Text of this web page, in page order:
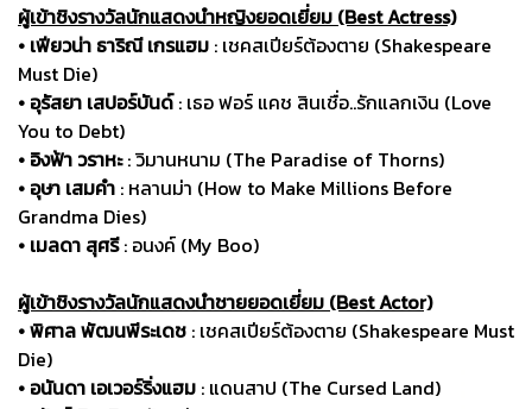
ผู้เข้าชิงรางวัลนักแสดงนำหญิงยอดเยี่ยม (Best Actress)
• เฟียวน่า ธาริณี เกรแฮม : เชคสเปียร์ต้องตาย (Shakespeare
Must Die)
• อุรัสยา เสปอร์บันด์: เธอ ฟอร์ แคช สินเชื่อ..รักแลกเงิน (Love
You to Debt)
• อิงฟ้า วราหะ: วิมานหนาม (The Paradise of Thorns)
• อุษา เสมคำ : หลานม่า (How to Make Millions Before
Grandma Dies)
• เมลดา สุศรี: อนงค์ (My Boo)
ผู้เข้าชิงรางวัลนักแสดงนำชายยอดเยี่ยม (Best Actor)
• พิศาล พัฒนพีระเดช : เชคสเปียร์ต้องตาย (Shakespeare Must
Die)
• อนันดา เอเวอร์ริ่งแฮม : แดนสาป (The Cursed Land)